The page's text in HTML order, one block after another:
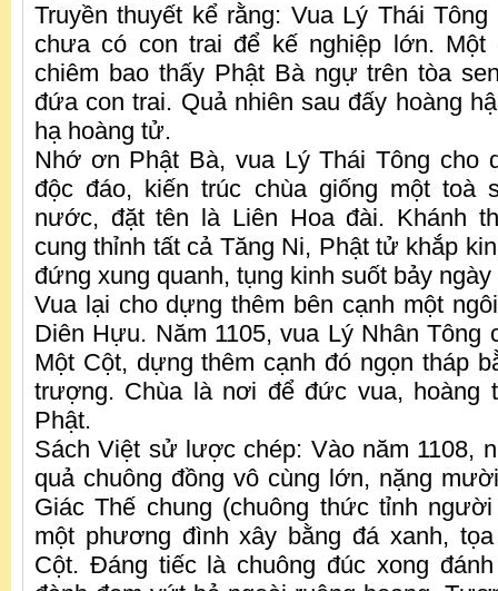
Truyền thuyết kể rằng: Vua Lý Thái
chưa có con trai để kế nghiệp lớn. Một
chiêm bao thấy Phật Bà ngự trên tòa
đứa con trai. Quả nhiên sau đấy hoàng
hạ hoàng tử.
Nhớ ơn Phật Bà, vua Lý Thái Tông cho
độc đáo, kiến trúc chùa giống một toà
nước, đặt tên là Liên Hoa đài. Khánh
cung thỉnh tất cả Tăng Ni, Phật tử khắp
đứng xung quanh, tụng kinh suốt bảy
Vua lại cho dựng thêm bên cạnh một
Diên Hựu. Năm 1105, vua Lý Nhân Tông
Một Cột, dựng thêm cạnh đó ngọn tháp
trượng. Chùa là nơi để đức vua, hoàng
Phật.
Sách Việt sử lược chép: Vào năm 1108,
quả chuông đồng vô cùng lớn, nặng
Giác Thế chung (chuông thức tỉnh
một phương đình xây bằng đá xanh,
Cột. Đáng tiếc là chuông đúc xong